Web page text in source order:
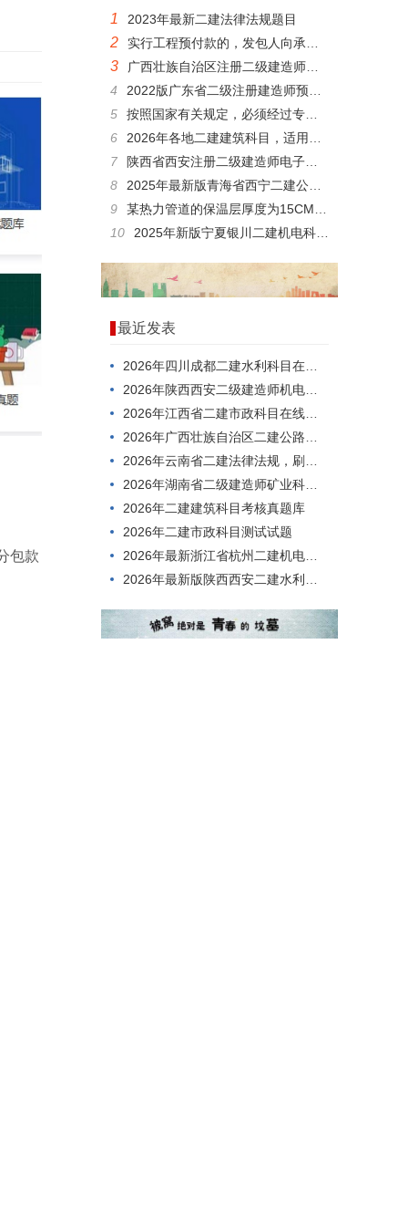
包款
1 2023年最新二建法律法规题目
2 实行工程预付款的，发包人向承包人支付预付款的时间应不迟于约定的开工日期前()。
3
广西壮族自治区注册二级建造师模拟题
4
2022版广东省二级注册建造师预习题
5
按照国家有关规定，必须经过专门的安全作业培训，并取得特种作业操作资格证书后，方可上岗作业人员是()。
6
2026年各地二建建筑科目，适用范围有哪些？
7
陕西省西安注册二级建造师电子题库
8
2025年最新版青海省西宁二建公路科目科目在线，难度大不大？
9
某热力管道的保温层厚度为15CM，则其在施工过程中至少应分为()施工。
10
2025年新版宁夏银川二建机电科目题库
最近发表
2026年四川成都二建水利科目在线模拟，有哪些题型？
2026年陕西西安二级建造师机电科目模拟习题
2026年江西省二建市政科目在线考核，哪个app好？
2026年广西壮族自治区二建公路科目科目在线考试，刷题用什么方法好？
2026年云南省二建法律法规，刷题有哪些app?
2026年湖南省二级建造师矿业科目，你考过了吗？
2026年二建建筑科目考核真题库
2026年二建市政科目测试试题
2026年最新浙江省杭州二建机电科目，刷题用什么方法好？
2026年最新版陕西西安二建水利科目考核模拟习题